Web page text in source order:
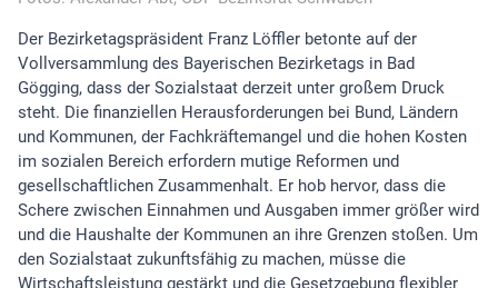
Der Bezirketagspräsident Franz Löffler betonte auf der
Vollversammlung des Bayerischen Bezirketags in Bad
Gögging, dass der Sozialstaat derzeit unter großem Druck
steht. Die finanziellen Herausforderungen bei Bund, Ländern
und Kommunen, der Fachkräftemangel und die hohen Kosten
im sozialen Bereich erfordern mutige Reformen und
gesellschaftlichen Zusammenhalt. Er hob hervor, dass die
Schere zwischen Einnahmen und Ausgaben immer größer wird
und die Haushalte der Kommunen an ihre Grenzen stoßen. Um
den Sozialstaat zukunftsfähig zu machen, müsse die
Wirtschaftsleistung gestärkt und die Gesetzgebung flexibler